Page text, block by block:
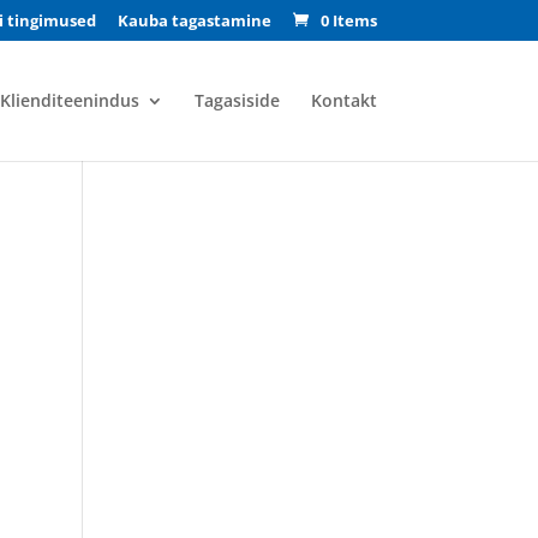
tingimused Kauba tagastamine 0 Items
Klienditeenindus Tagasiside Kontakt